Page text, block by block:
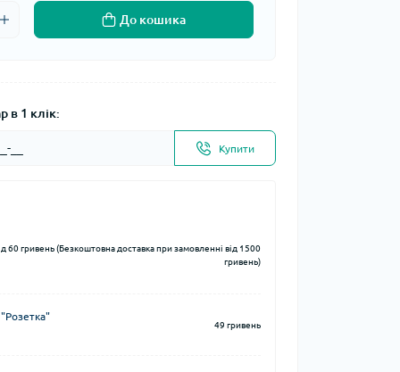
До кошика
в 1 клік:
Купити
60 гривень (Безкоштовна доставка при замовленні від 1500
гривень)
"Розетка"
49 гривень